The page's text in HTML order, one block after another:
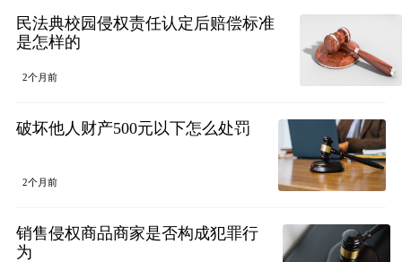
民法典校园侵权责任认定后赔偿标准
是怎样的
2个月前
破坏他人财产500元以下怎么处罚
2个月前
销售侵权商品商家是否构成犯罪行
为